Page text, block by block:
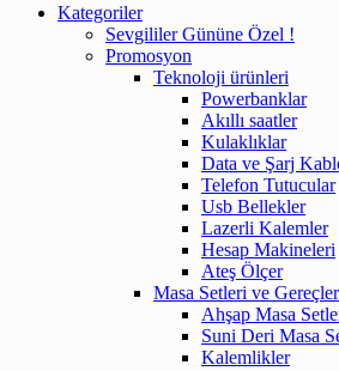
Kategoriler
Sevgililer Gününe Özel !
Promosyon
Teknoloji ürünleri
Powerbanklar
Akıllı saatler
Kulaklıklar
Data ve Şarj
Telefon Tutucular
Usb Bellekler
Lazerli Kalemler
Hesap Makineleri
Ateş Ölçer
Masa Setleri ve
Ahşap Masa
Suni Deri Masa
Kalemlikler